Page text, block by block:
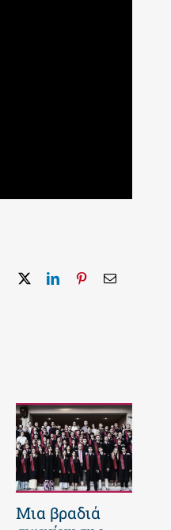
Facebook
X LinkedInPinterestEmail
Μια βραδιά